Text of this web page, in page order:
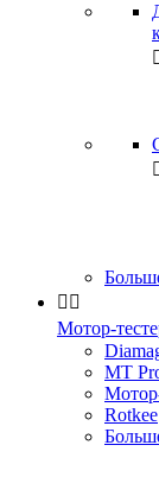
 
Мотор-
MT
Rotkee